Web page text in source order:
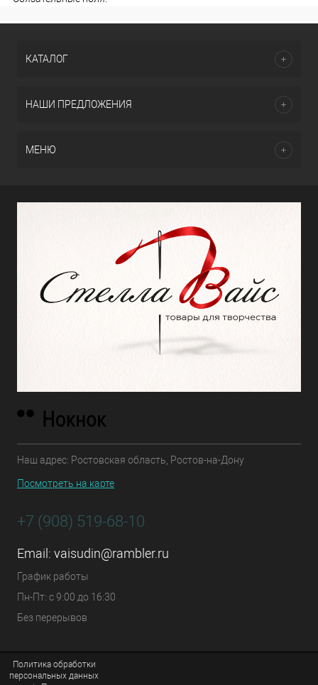
КАТАЛОГ
НАШИ ПРЕДЛОЖЕНИЯ
МЕНЮ
Наш адрес: Ростовская область, Ростов-на-Дону
Посмотреть на карте
+7 (908) 519-68-10
Email: vaisudin@rambler.ru
График работы
Пн-Пт: с 9:00 до 16:30
Без перерывов
Политика обработки
персональных данных